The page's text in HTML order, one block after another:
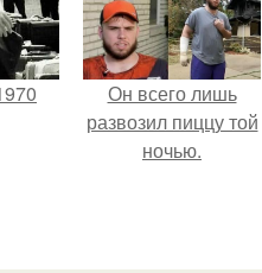
Он всего лишь
развозил пиццу той
ночью.